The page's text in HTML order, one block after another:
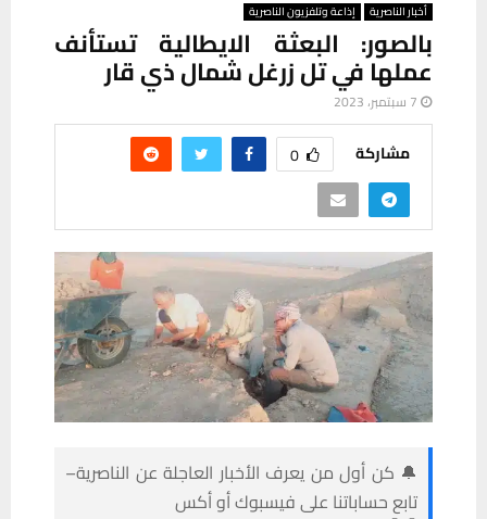
أخبار الناصرية إذاعة وتلفزيون الناصرية
بالصور: البعثة الايطالية تستأنف
عملها في تل زرغل شمال ذي قار
7 سبتمبر، 2023
مشاركة 0
🔔 كن أول من يعرف الأخبار العاجلة عن الناصرية–
تابع حساباتنا على فيسبوك أو أكس